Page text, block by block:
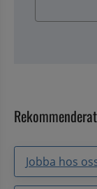
Rekommenderat
Jobba hos